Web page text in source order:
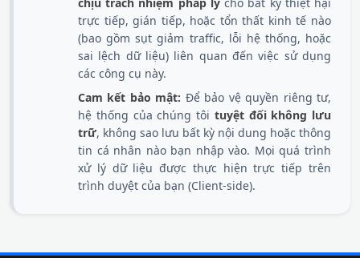
trực tiếp, gián tiếp, hoặc tổn thất kinh tế nào
(bao gồm sụt giảm traffic, lỗi hệ thống, hoặc
sai lệch dữ liệu) liên quan đến việc sử dụng
các công cụ này.
Cam kết bảo mật: Để bảo vệ quyền riêng tư,
hệ thống của chúng tôi tuyệt đối không lưu
trữ, không sao lưu bất kỳ nội dung hoặc thông
tin cá nhân nào bạn nhập vào. Mọi quá trình
xử lý dữ liệu được thực hiện trực tiếp trên
trình duyệt của bạn (Client-side).